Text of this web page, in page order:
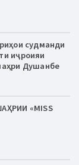
судманди
иҷроияи
Душанбе
«MISS